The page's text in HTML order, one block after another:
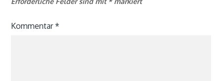
Kommentar*